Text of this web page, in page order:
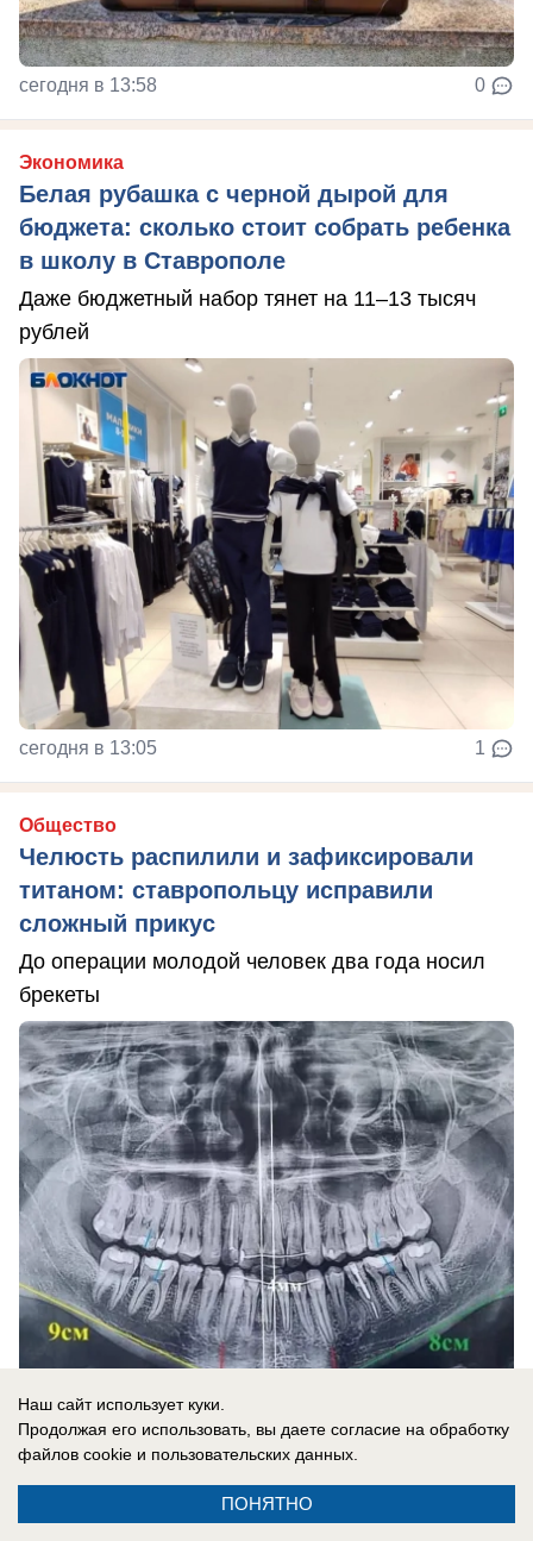
сегодня в 13:58 0
Экономика
Белая рубашка с черной дырой для
бюджета: сколько стоит собрать ребенка
в школу в Ставрополе
Даже бюджетный набор тянет на 11–13 тысяч
рублей
сегодня в 13:05 1
Общество
Челюсть распилили и зафиксировали
титаном: ставропольцу исправили
сложный прикус
До операции молодой человек два года носил
брекеты
сегодня в 12:49
Народный репортер
«Локтем пытался коснуться груди»:
Наш сайт использует куки.
Продолжая его использовать, вы даете согласие на обработку
файлов cookie и пользовательских данных.
ПОНЯТНО